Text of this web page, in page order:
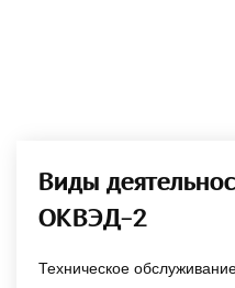
Виды
ОКВЭД-2
Техническое